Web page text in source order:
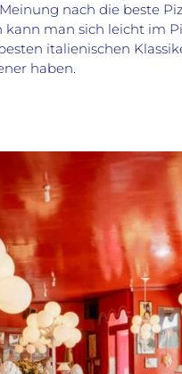
nach die beste
kann man sich leicht im
italienischen
haben.